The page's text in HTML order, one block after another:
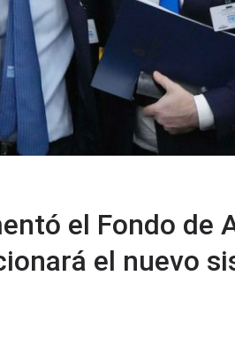
el Fondo de
el nuevo